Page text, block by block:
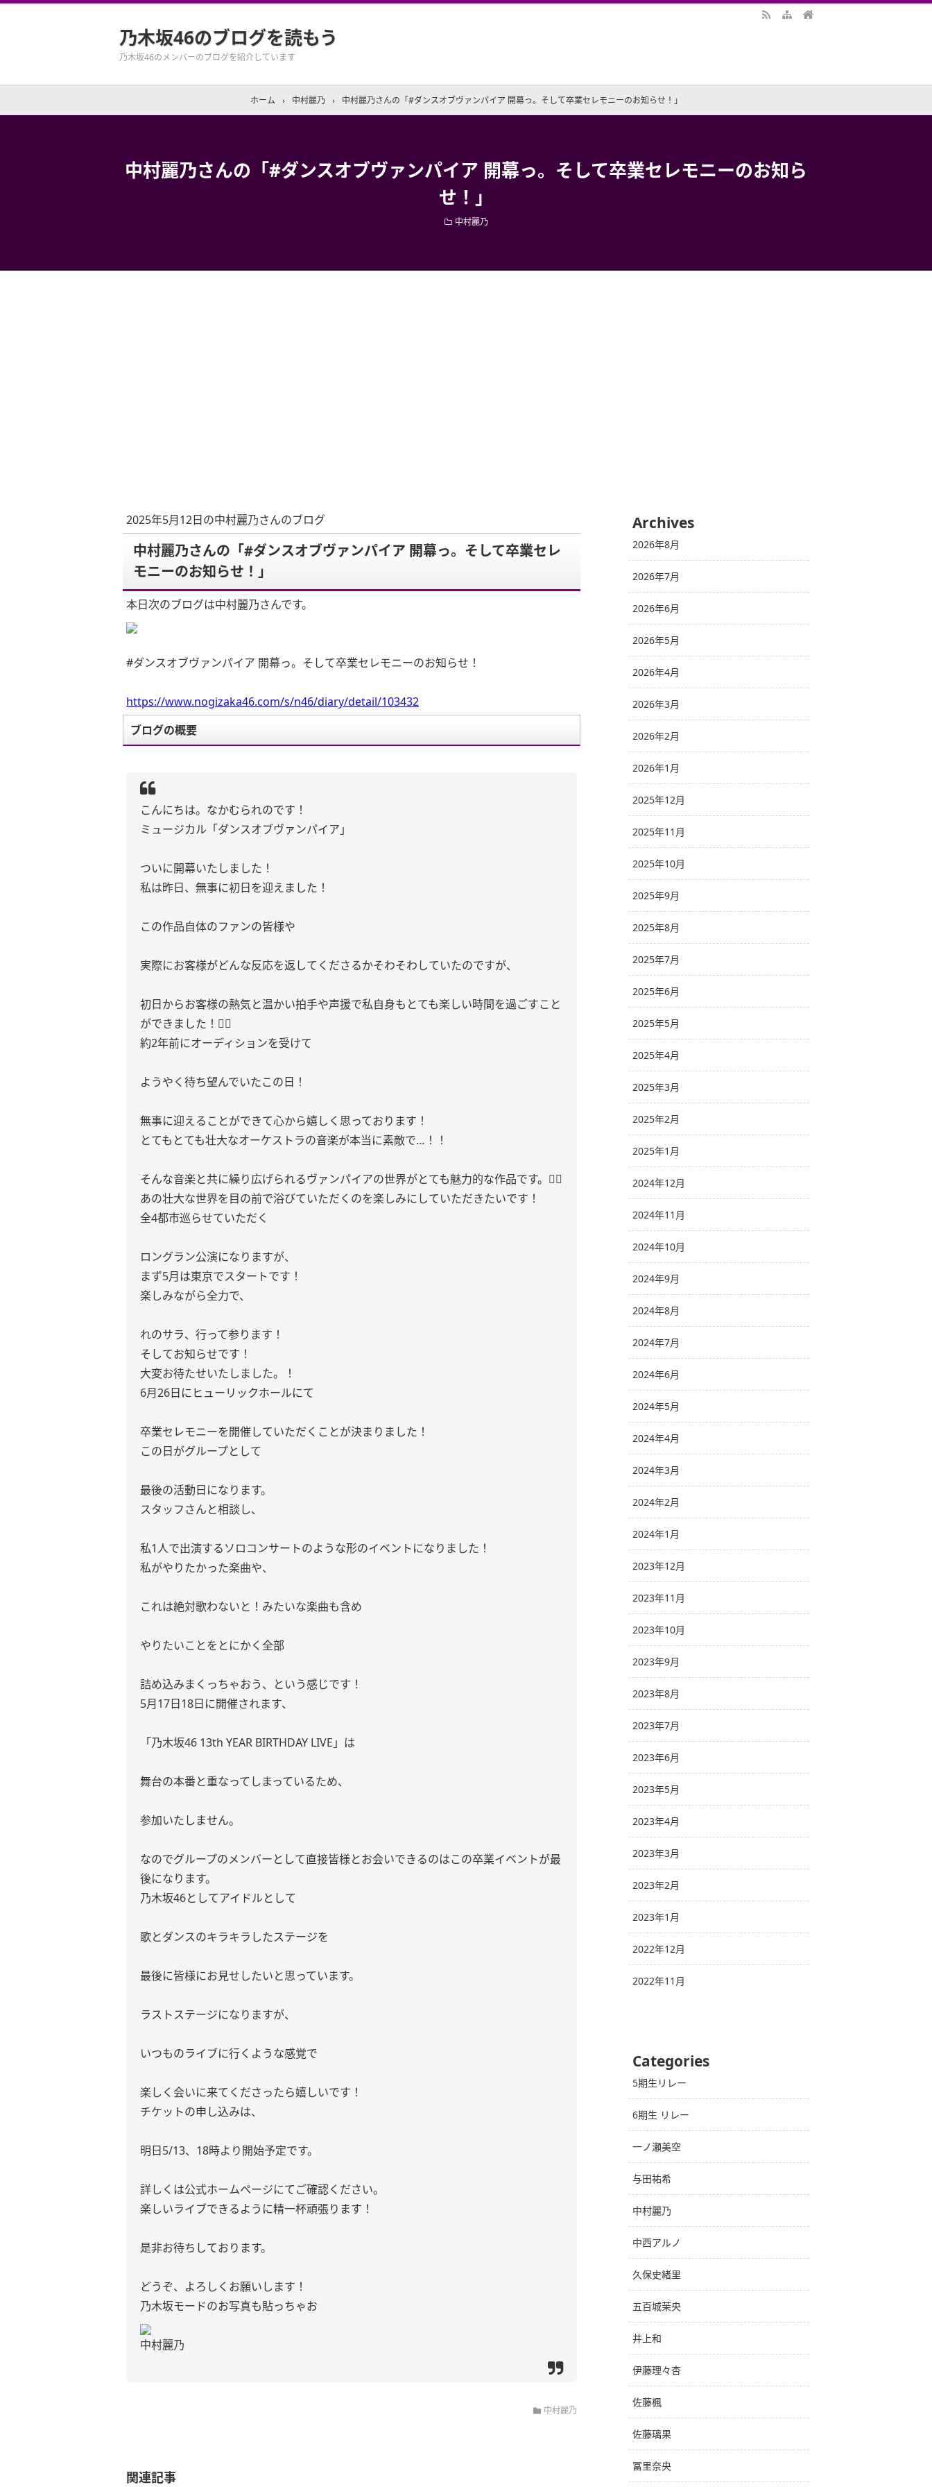
乃木坂46のブログを読もう
乃木坂46のメンバーのブログを紹介しています
ホーム › 中村麗乃 › 中村麗乃さんの「#ダンスオブヴァンパイア 開幕っ。そして卒業セレモニーのお知らせ！」
中村麗乃さんの「#ダンスオブヴァンパイア 開幕っ。そして卒業セレモニーのお知ら
せ！」
中村麗乃
2025年5月12日の中村麗乃さんのブログ
中村麗乃さんの「#ダンスオブヴァンパイア 開幕っ。そして卒業セレ
モニーのお知らせ！」
本日次のブログは中村麗乃さんです。
#ダンスオブヴァンパイア 開幕っ。そして卒業セレモニーのお知らせ！
https://www.nogizaka46.com/s/n46/diary/detail/103432
ブログの概要
こんにちは。なかむられのです！
ミュージカル「ダンスオブヴァンパイア」
ついに開幕いたしました！
私は昨日、無事に初日を迎えました！
この作品自体のファンの皆様や
実際にお客様がどんな反応を返してくださるかそわそわしていたのですが、
初日からお客様の熱気と温かい拍手や声援で私自身もとても楽しい時間を過ごすこと
ができました！🙂‍↕️
約2年前にオーディションを受けて
ようやく待ち望んでいたこの日！
無事に迎えることができて心から嬉しく思っております！
とてもとても壮大なオーケストラの音楽が本当に素敵で…！！
そんな音楽と共に繰り広げられるヴァンパイアの世界がとても魅力的な作品です。🙂‍↔️
あの壮大な世界を目の前で浴びていただくのを楽しみにしていただきたいです！
全4都市巡らせていただく
ロングラン公演になりますが、
まず5月は東京でスタートです！
楽しみながら全力で、
れのサラ、行って参ります！
そしてお知らせです！
大変お待たせいたしました。！
6月26日にヒューリックホールにて
卒業セレモニーを開催していただくことが決まりました！
この日がグループとして
最後の活動日になります。
スタッフさんと相談し、
私1人で出演するソロコンサートのような形のイベントになりました！
私がやりたかった楽曲や、
これは絶対歌わないと！みたいな楽曲も含め
やりたいことをとにかく全部
詰め込みまくっちゃおう、という感じです！
5月17日18日に開催されます、
「乃木坂46 13th YEAR BIRTHDAY LIVE」は
舞台の本番と重なってしまっているため、
参加いたしません。
なのでグループのメンバーとして直接皆様とお会いできるのはこの卒業イベントが最
後になります。
乃木坂46としてアイドルとして
歌とダンスのキラキラしたステージを
最後に皆様にお見せしたいと思っています。
ラストステージになりますが、
いつものライブに行くような感覚で
楽しく会いに来てくださったら嬉しいです！
チケットの申し込みは、
明日5/13、18時より開始予定です。
詳しくは公式ホームページにてご確認ください。
楽しいライブできるように精一杯頑張ります！
是非お待ちしております。
どうぞ、よろしくお願いします！
乃木坂モードのお写真も貼っちゃお
中村麗乃
中村麗乃
関連記事
Archives
2026年8月
2026年7月
2026年6月
2026年5月
2026年4月
2026年3月
2026年2月
2026年1月
2025年12月
2025年11月
2025年10月
2025年9月
2025年8月
2025年7月
2025年6月
2025年5月
2025年4月
2025年3月
2025年2月
2025年1月
2024年12月
2024年11月
2024年10月
2024年9月
2024年8月
2024年7月
2024年6月
2024年5月
2024年4月
2024年3月
2024年2月
2024年1月
2023年12月
2023年11月
2023年10月
2023年9月
2023年8月
2023年7月
2023年6月
2023年5月
2023年4月
2023年3月
2023年2月
2023年1月
2022年12月
2022年11月
Categories
5期生リレー
6期生 リレー
一ノ瀬美空
与田祐希
中村麗乃
中西アルノ
久保史緒里
五百城茉央
井上和
伊藤理々杏
佐藤楓
佐藤璃果
冨里奈央